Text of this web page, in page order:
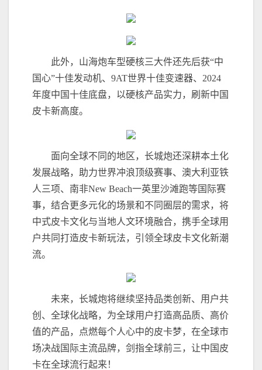
此外，山海炮车型硬核三大件还先后获“中
国心”十佳发动机、9AT世界十佳变速器、2024
年度中国十佳底盘，以硬核产品实力，刷新中国
皮卡新高度。
面向全球不同的地区，长城炮还深耕本土化
发展战略，助力世界冲浪顶级赛事、澳大利亚铁
人三项、南非New Beach一英里沙滩跑等国际赛
事，结合更多元化的场景和不同圈层的需求，将
中式皮卡文化与当地人文环境融合，携手全球用
户共同打造皮卡新玩法，引领全球皮卡文化新潮
流。
未来，长城炮将继续坚持品类创新、用户共
创、全球化战略，为全球用户打造高品质、高价
值的产品，点燃每个人心中的皮卡梦，在全球市
场决战国际主流品牌，剑指全球前三，让中国皮
卡在全球流行起来！